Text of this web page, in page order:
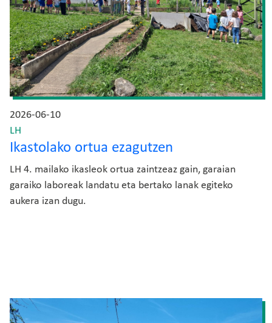
2026-06-10
LH
Ikastolako ortua ezagutzen
LH 4. mailako ikasleok ortua zaintzeaz gain, garaian
garaiko laboreak landatu eta bertako lanak egiteko
aukera izan dugu.
Irudia